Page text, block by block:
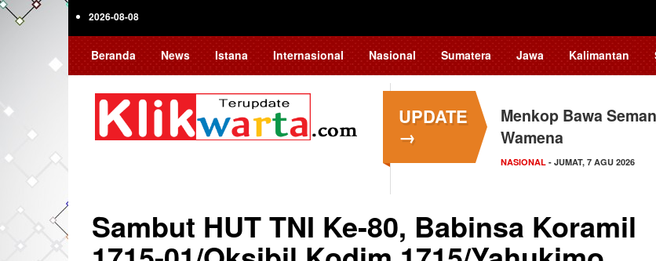
Skip
2026-08-08
Beranda News Istana Internasional Nasional Sumatera Jawa Kalimantan
UPDATE
→
Menkop Bawa
Wamena
NASIONAL - JUMAT, 7 AGU 2026
Sambut HUT TNI Ke-80, Babinsa Koramil